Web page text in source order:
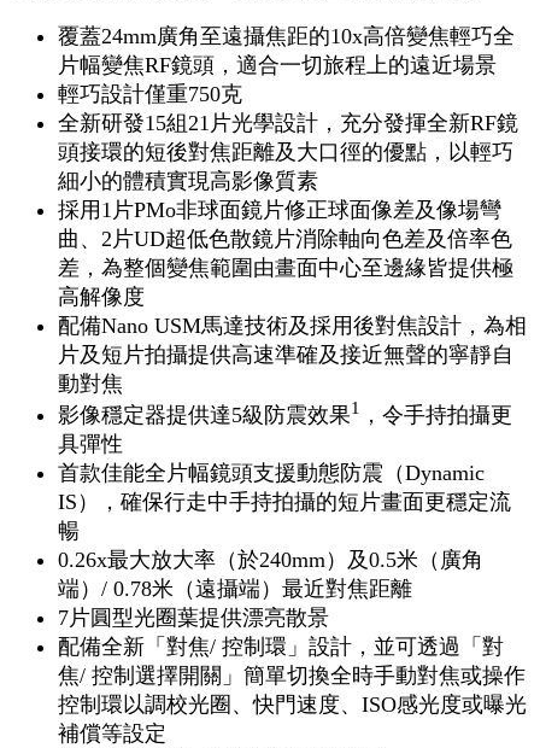
覆蓋24mm廣角至遠攝焦距的10x高倍變焦輕巧全
片幅變焦RF鏡頭，適合一切旅程上的遠近場景
輕巧設計僅重750克
全新研發15組21片光學設計，充分發揮全新RF鏡
頭接環的短後對焦距離及大口徑的優點，以輕巧
細小的體積實現高影像質素
採用1片PMo非球面鏡片修正球面像差及像場彎
曲、2片UD超低色散鏡片消除軸向色差及倍率色
差，為整個變焦範圍由畫面中心至邊緣皆提供極
高解像度
配備Nano USM馬達技術及採用後對焦設計，為相
片及短片拍攝提供高速準確及接近無聲的寧靜自
動對焦
影像穩定器提供達5級防震效果1 ，令手持拍攝更
具彈性
首款佳能全片幅鏡頭支援動態防震（Dynamic
IS），確保行走中手持拍攝的短片畫面更穩定流
暢
0.26x最大放大率（於240mm）及0.5米（廣角
端）/ 0.78米（遠攝端）最近對焦距離
7片圓型光圈葉提供漂亮散景
配備全新「對焦/ 控制環」設計，並可透過「對
焦/ 控制選擇開關」簡單切換全時手動對焦或操作
控制環以調校光圈、快門速度、ISO感光度或曝光
補償等設定